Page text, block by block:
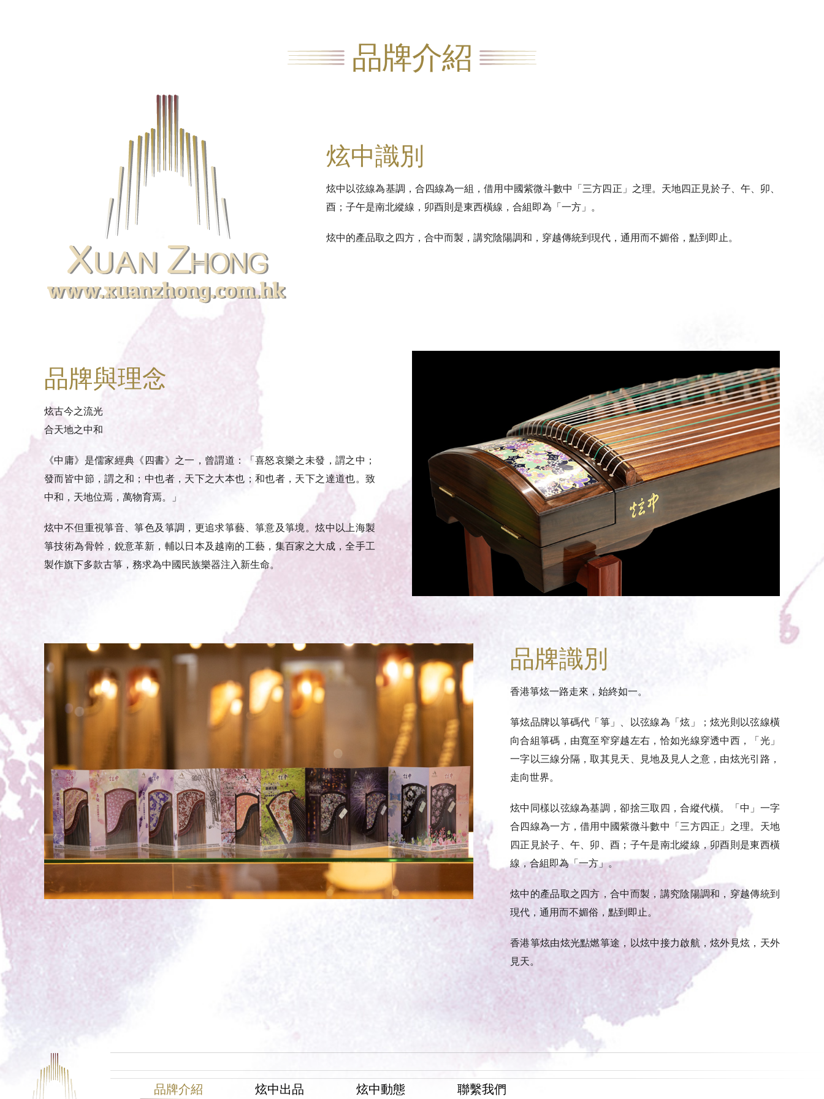
品牌介紹
炫中識別
炫中以弦線為基調，合四線為一組，借用中國紫微斗數中「三方四正」之理。天地四正見於子、午、卯、
酉；子午是南北縱線，卯酉則是東西橫線，合組即為「一方」。
炫中的產品取之四方，合中而製，講究陰陽調和，穿越傳統到現代，通用而不媚俗，點到即止。
品牌與理念
炫古今之流光
合天地之中和
《中庸》是儒家經典《四書》之一，曾謂道：「喜怒哀樂之未發，謂之中；
發而皆中節，謂之和；中也者，天下之大本也；和也者，天下之達道也。致
中和，天地位焉，萬物育焉。」
炫中不但重視箏音、箏色及箏調，更追求箏藝、箏意及箏境。炫中以上海製
箏技術為骨幹，銳意革新，輔以日本及越南的工藝，集百家之大成，全手工
製作旗下多款古箏，務求為中國民族樂器注入新生命。
品牌識別
香港箏炫一路走來，始終如一。
箏炫品牌以箏碼代「箏」、以弦線為「炫」；炫光則以弦線橫
向合組箏碼，由寬至窄穿越左右，恰如光線穿透中西，「光」
一字以三線分隔，取其見天、見地及見人之意，由炫光引路，
走向世界。
炫中同樣以弦線為基調，卻捨三取四，合縱代橫。「中」一字
合四線為一方，借用中國紫微斗數中「三方四正」之理。天地
四正見於子、午、卯、酉；子午是南北縱線，卯酉則是東西橫
線，合組即為「一方」。
炫中的產品取之四方，合中而製，講究陰陽調和，穿越傳統到
現代，通用而不媚俗，點到即止。
香港箏炫由炫光點燃箏途，以炫中接力啟航，炫外見炫，天外
見天。
品牌介紹 炫中出品 炫中動態 聯繫我們